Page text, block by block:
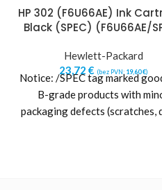
HP 302 (F6U66AE) Ink
Black (SPEC) (F6U66AE/
Hewlett-Packard
23,72 € (bez PVN: 19,60€)
Notice: /SPEC tag marked
B-grade products with
packaging defects (scratches,